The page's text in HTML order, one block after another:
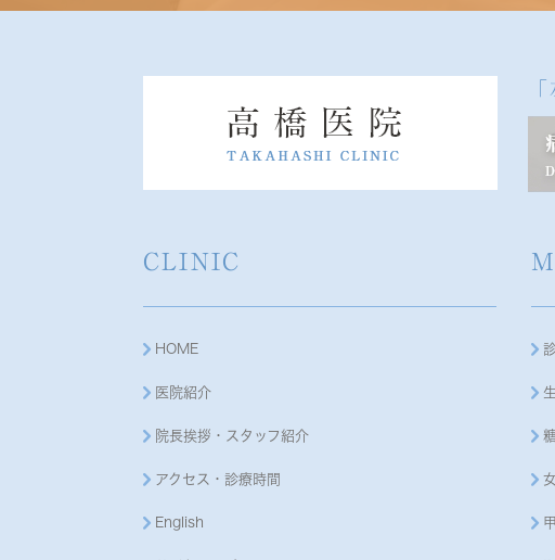
CLINIC
HOME
医院紹介
院長挨拶・スタッフ紹介
アクセス・診療時間
English